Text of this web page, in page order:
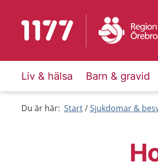
Till startsidan för 1177
Liv & hälsa Barn & gravid
Du är här: Start Sjukdomar &